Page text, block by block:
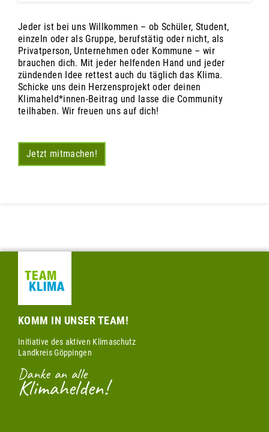
Jeder ist bei uns Willkommen – ob Schüler, Student,
einzeln oder als Gruppe, berufstätig oder nicht, als
Privatperson, Unternehmen oder Kommune – wir
brauchen dich. Mit jeder helfenden Hand und jeder
zündenden Idee rettest auch du täglich das Klima.
Schicke uns dein Herzensprojekt oder deinen
Klimaheld*innen-Beitrag und lasse die Community
teilhaben. Wir freuen uns auf dich!
Jetzt mitmachen!
KOMM IN UNSER TEAM!
Initiative des aktiven Klimaschutz
Landkreis Göppingen
Danke an alle
Klimahelden!